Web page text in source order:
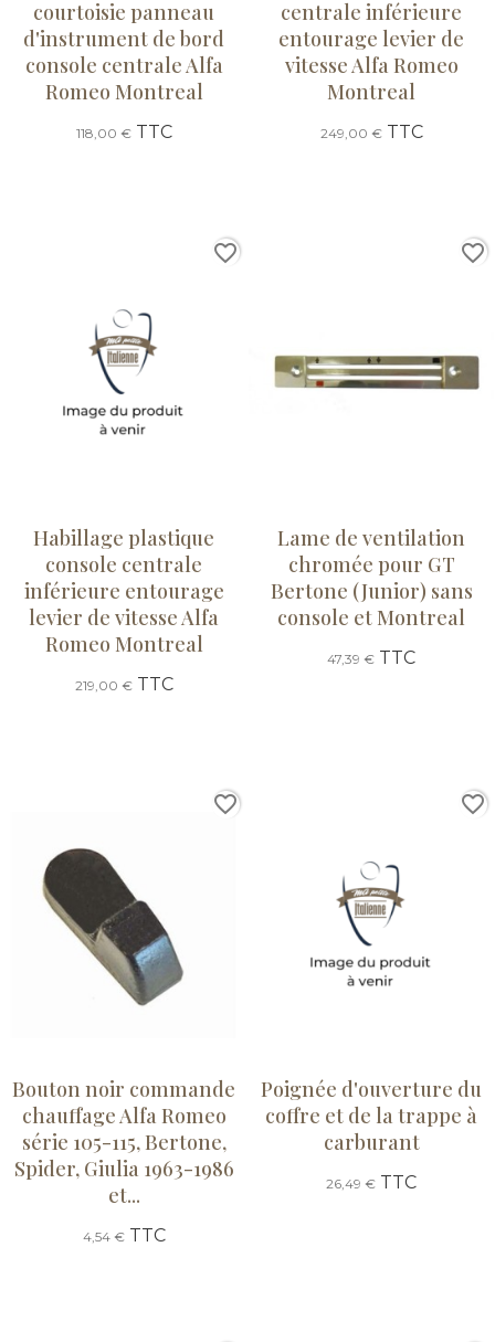
courtoisie panneau
d'instrument de bord
console centrale Alfa
Romeo Montreal
118,00 €TTC
centrale inférieure
entourage levier de
vitesse Alfa Romeo
Montreal
249,00 €TTC
Habillage plastique
console centrale
inférieure entourage
levier de vitesse Alfa
Romeo Montreal
219,00 €TTC
favorite_border
Lame de ventilation
chromée pour GT
Bertone (Junior) sans
console et Montreal
47,39 € TTC
favorite_border
Bouton noir commande
chauffage Alfa Romeo
série 105-115, Bertone,
Spider, Giulia 1963-1986
et...
4,54 €TTC
favorite_border
Poignée d'ouverture du
coffre et de la trappe à
carburant
26,49 € TTC
favorite_border